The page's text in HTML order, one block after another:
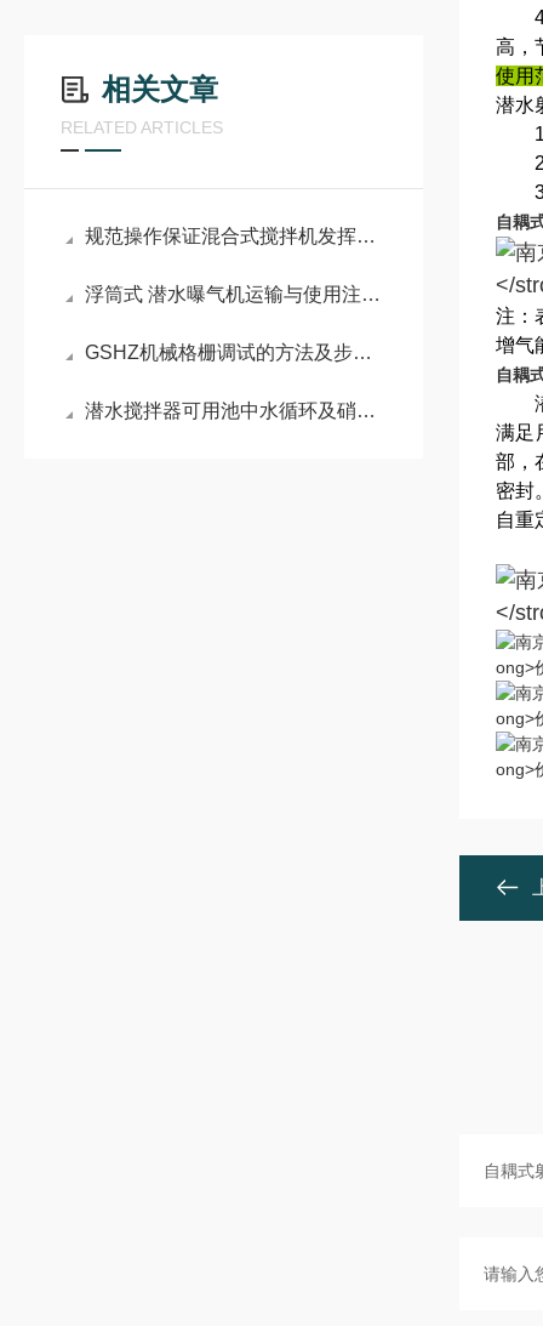
相关文章
RELATED ARTICLES
规范操作保证混合式搅拌机发挥实效
浮筒式 潜水曝气机运输与使用注意事项
GSHZ机械格栅调试的方法及步骤说明
潜水搅拌器可用池中水循环及硝化、脱氮和除磷阶段创建水流等
4、
高，
使用
潜水
1
2
3、
自耦
注：
增气
自耦
潜
满足
部，
密封
自重